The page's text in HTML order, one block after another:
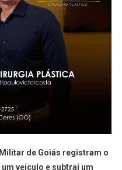
de Goiás registram o
veículo e subtrai um